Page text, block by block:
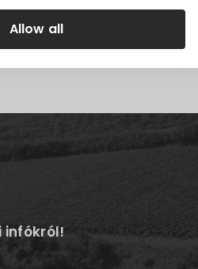
Allow all
infókról!